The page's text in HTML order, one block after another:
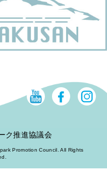
ク推進協議会
Promotion Council. All Rights